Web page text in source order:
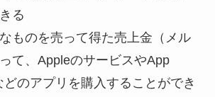
る
ものを売って得た売上金（メル
て、AppleのサービスやApp
のアプリを購入することができ